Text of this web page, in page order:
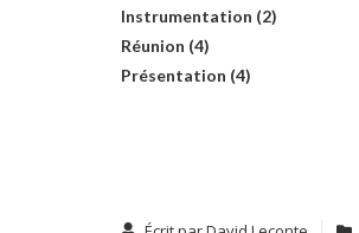
Instrumentation (2)
Réunion (4)
Présentation (4)